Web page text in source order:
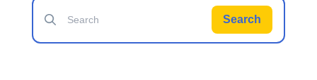
Search